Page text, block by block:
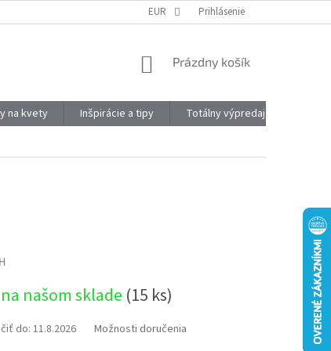
OBJEMOVÉ ZĽAVY VÝHODY REGISTRÁCIE
EUR Prihlásenie
NÁKUPNÝ
Prázdny košík
na kvety Inšpirácie a tipy Totálny výpredaj
našom sklade (15 ks)
do: 11.8.2026 Možnosti doručenia